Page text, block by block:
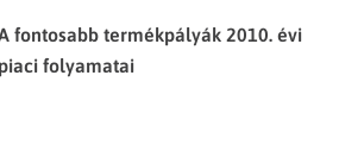
fontosabb termékpályák 2010. évi
piaci folyamatai